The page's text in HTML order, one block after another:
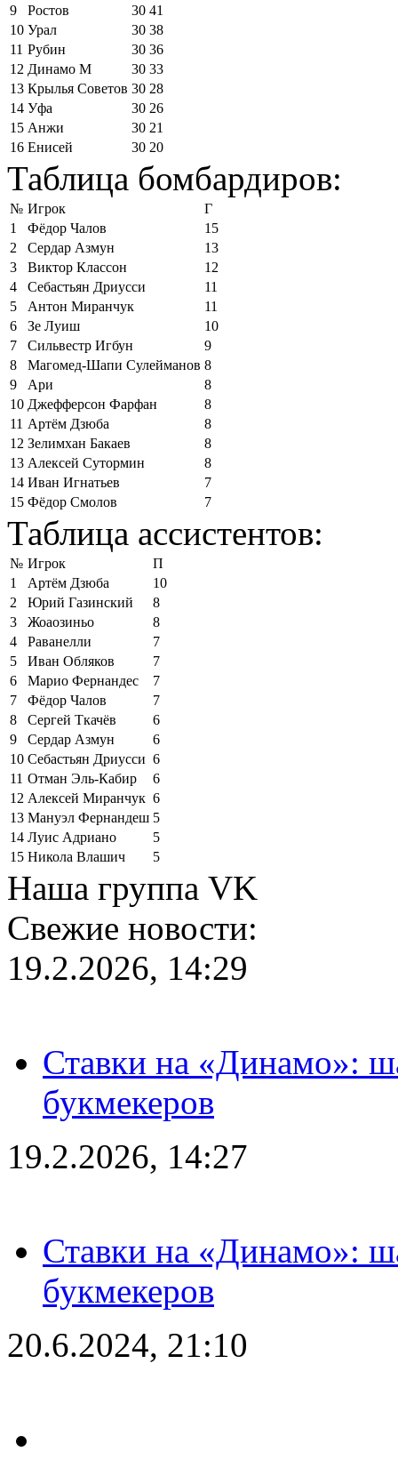
9
Ростов 30 41
10 Урал 30 38
11 Рубин 30 36
12 Динамо М 30 33
13 Крылья Советов 30 28
14 Уфа 30 26
15 Анжи 30 21
16 Енисей 30 20
Таблица бомбардиров:
№ Игрок
Г
1
Фёдор Чалов
15
2
Сердар Азмун
13
3
Виктор Классон
12
4
Себастьян Дриусси
11
5
Антон Миранчук
11
6
Зе Луиш
10
7
Сильвестр Игбун
9
8
Магомед-Шапи Сулейманов 8
9
Ари
8
10 Джефферсон Фарфан
8
11 Артём Дзюба
8
12 Зелимхан Бакаев
8
13 Алексей Сутормин
8
14 Иван Игнатьев
7
15 Фёдор Смолов 7
Таблица ассистентов:
№ Игрок
П
1
Артём Дзюба
10
2
Юрий Газинский
8
3
Жоаозиньо
8
4
Раванелли
7
5
Иван Обляков
7
6
Марио Фернандес
7
7
Фёдор Чалов
7
8
Сергей Ткачёв
6
9
Сердар Азмун
6
10 Себастьян Дриусси 6
11 Отман Эль-Кабир
6
12 Алексей Миранчук 6
13 Мануэл Фернандеш 5
14 Луис Адриано
5
15 Никола Влашич 5
Наша группа VK
Свежие новости:
19.2.2026, 14:29
Ставки на «Динамо»:
букмекеров
19.2.2026, 14:27
Ставки на «Динамо»:
букмекеров
20.6.2024, 21:10